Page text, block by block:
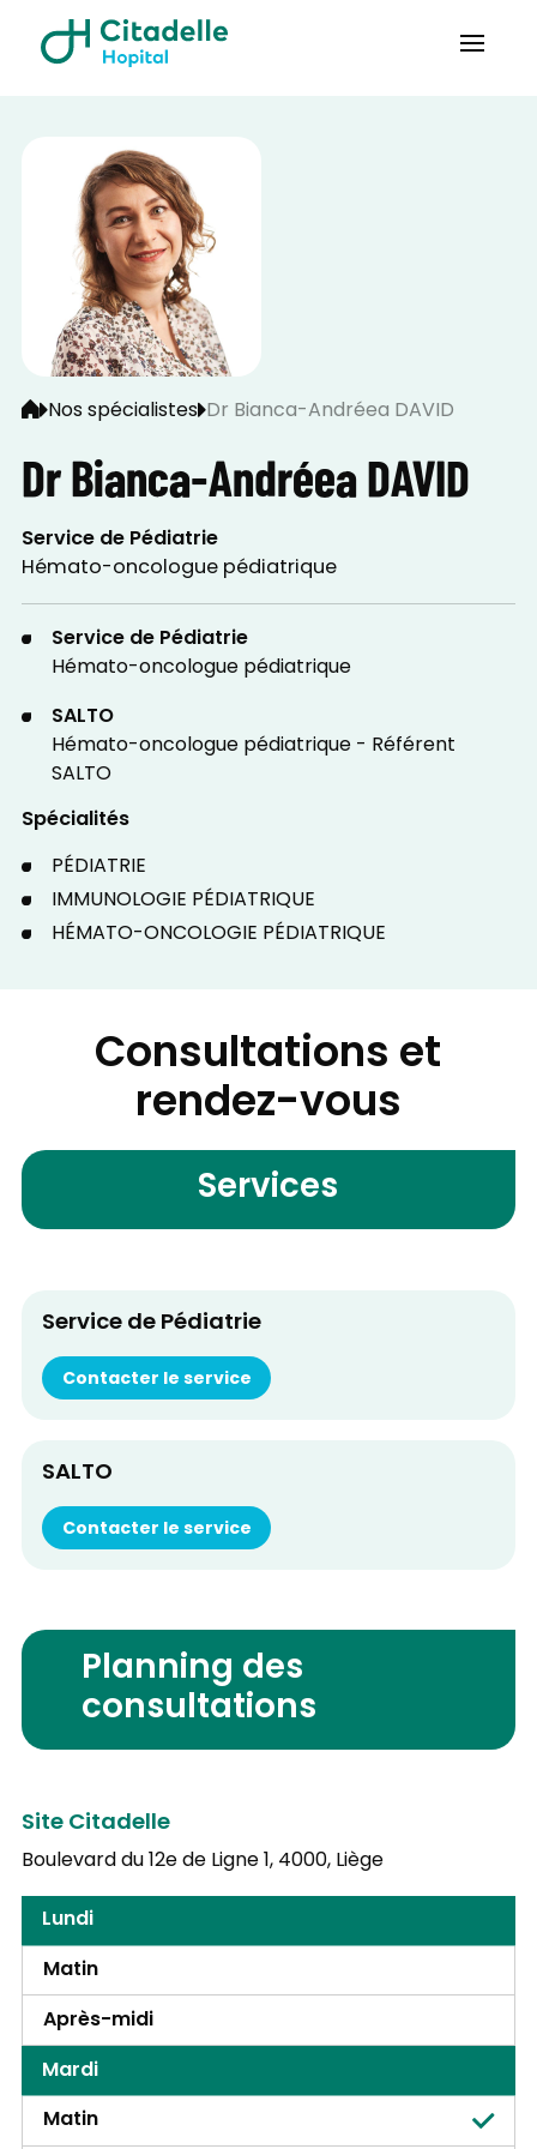
Nos spécialistes Dr Bianca-Andréea DAVID
Dr Bianca-Andréea DAVID
Service de Pédiatrie
Hémato-oncologue pédiatrique
Service de Pédiatrie
Hémato-oncologue pédiatrique
SALTO
Hémato-oncologue pédiatrique - Référent
SALTO
Spécialités
PÉDIATRIE
IMMUNOLOGIE PÉDIATRIQUE
HÉMATO-ONCOLOGIE PÉDIATRIQUE
Consultations et
rendez-vous
Services
Service de Pédiatrie
Contacter le service
SALTO
Contacter le service
Planning des
consultations
Site Citadelle
Boulevard du 12e de Ligne 1,4000, Liège
Lundi
Matin
Après-midi
Mardi
Matin